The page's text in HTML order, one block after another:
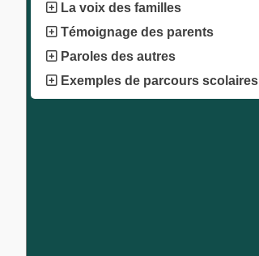
La voix des familles
Témoignage des parents
Paroles des autres
Exemples de parcours scolaires